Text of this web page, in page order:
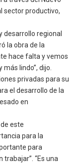
sector productivo,
desarrollo regional
la obra de la
hace falta y vemos
lindo”, dijo.
privadas para su
el desarrollo de la
en
este
para la
para
“Es una